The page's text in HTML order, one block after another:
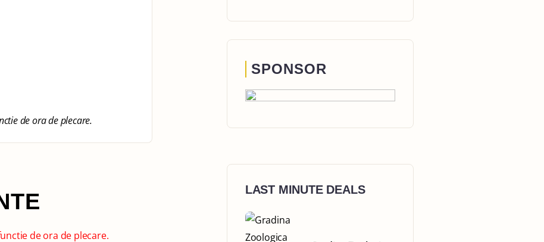
de ora de plecare.
de ora de plecare.
SPONSOR
LAST MINUTE DEALS